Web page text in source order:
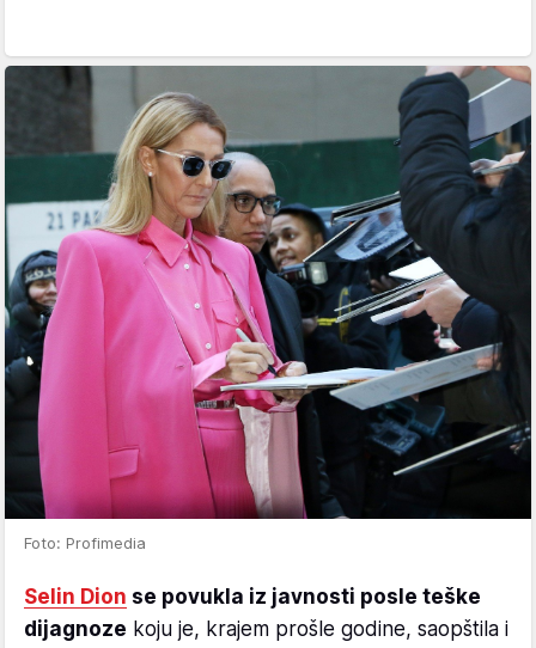
Foto: Profimedia
Selin Dion se povukla iz javnosti posle teške
dijagnoze koju je, krajem prošle godine, saopštila i